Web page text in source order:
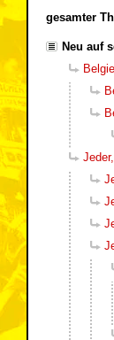
gesamter
Neu auf